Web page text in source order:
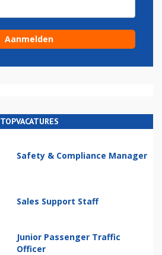
TOPVACATURES
Safety & Compliance Manager
Sales Support Staff
Junior Passenger Traffic
Officer